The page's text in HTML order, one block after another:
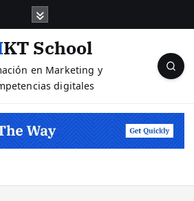
MKT School
en Marketing y
digitales